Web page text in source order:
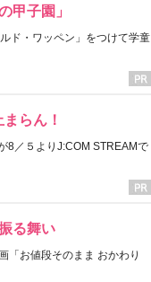
甲子園」
ド・ワッペン」をつけて学童
らん！
8／５よりJ:COM STREAMで
る舞い
「お値段そのまま おかわり